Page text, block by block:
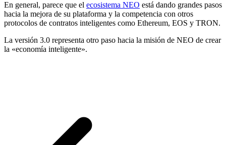
En general, parece que el ecosistema NEO está dando grandes pasos
hacia la mejora de su plataforma y la competencia con otros
protocolos de contratos inteligentes como Ethereum, EOS y TRON.
La versión 3.0 representa otro paso hacia la misión de NEO de crear
la «economía inteligente».